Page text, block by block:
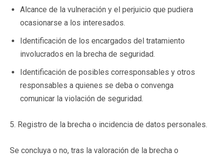
Alcance de la vulneración y el perjuicio que pudiera
ocasionarse a los interesados.
Identificación de los encargados del tratamiento
involucrados en la brecha de seguridad.
Identificación de posibles corresponsables y otros
responsables a quienes se deba o convenga
comunicar la violación de seguridad.
5. Registro de la brecha o incidencia de datos personales.
Se concluya o no, tras la valoración de la brecha o